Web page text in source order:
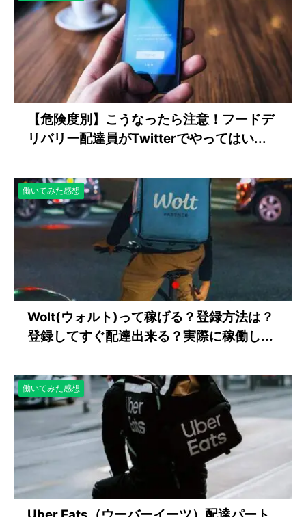
【危険度別】こうなったら注意！フードデ
リバリー配達員がTwitterでやってはい...
働いてみた感想
Wolt(ウォルト)って稼げる？登録方法は？
登録してすぐ配達出来る？実際に稼働し...
働いてみた感想